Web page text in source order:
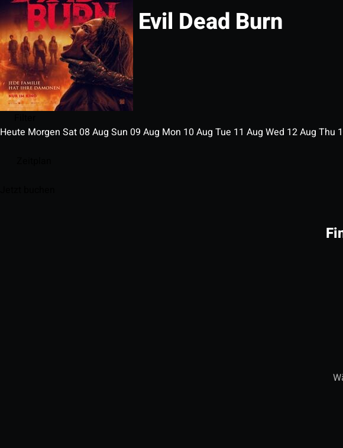
Evil Dead Burn
Heute Morgen Sat 08 Aug Sun 09 Aug Mon 10 Aug Tue 11 Aug Wed 12Aug Thu